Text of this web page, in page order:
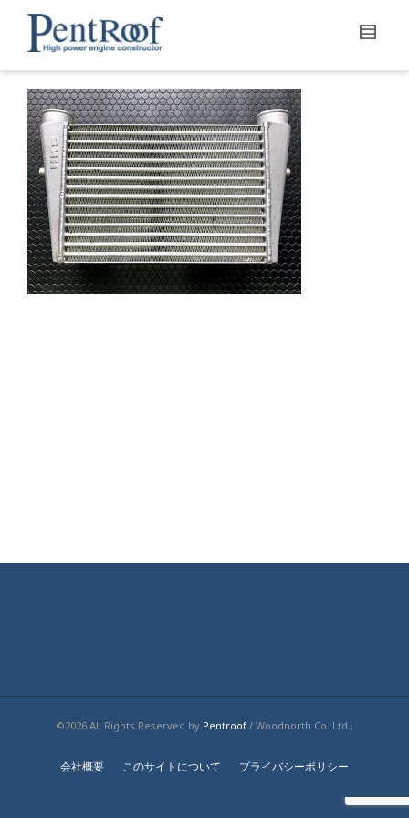
©2026 All Rights Reserved by Pentroof / Woodnorth Co. Ltd.,
会社概要 このサイトについて プライバシーポリシー